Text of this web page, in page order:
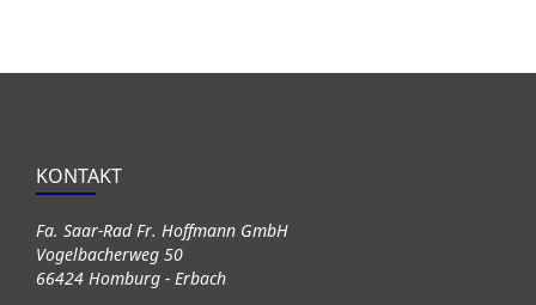
KONTAKT
Fa. Saar-Rad Fr. Hoffmann GmbH
Vogelbacherweg 50
66424 Homburg - Erbach